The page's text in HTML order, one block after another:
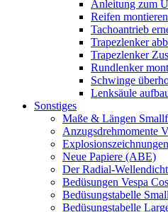
Anleitung zum
Reifen montieren
Tachoantrieb
Trapezlenker
Trapezlenker
Rundlenker
Schwinge
Lenksäule
Sonstiges
Maße & Längen
Anzugsdrehmomente
Explosionszeichnungen
Neue Papiere (ABE)
Der Radial-
Bedüsungen Vespa
Bedüsungstabelle
Bedüsungstabelle